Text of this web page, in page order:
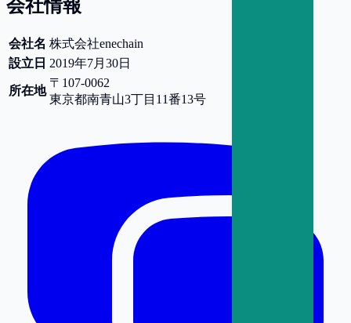
会社情報
会社名 株式会社enechain
設立日 2019年7月30日
所在地
〒107-0062
東京都南青山3丁目11番13号